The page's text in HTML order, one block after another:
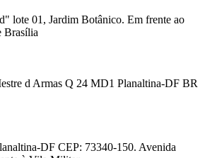
lote 01, Jardim Botânico. Em frente ao
Brasília
d Armas Q 24 MD1 Planaltina-DF BR
DF CEP: 73340-150. Avenida